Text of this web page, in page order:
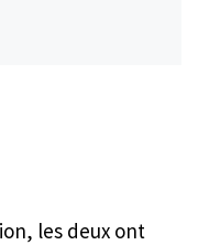
les deux ont